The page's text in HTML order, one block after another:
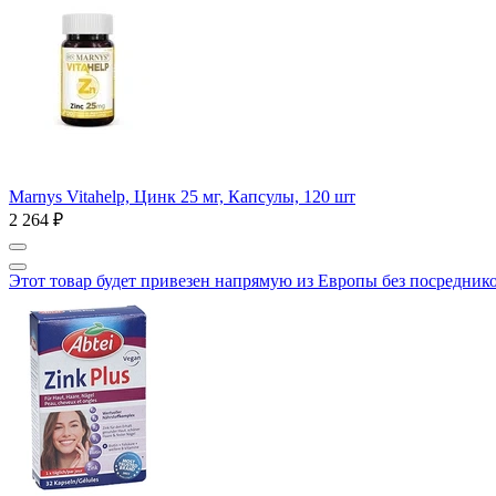
Marnys Vitahelp, Цинк 25 мг, Капсулы, 120 шт
2 264 ₽
Этот товар будет привезен напрямую из Европы без